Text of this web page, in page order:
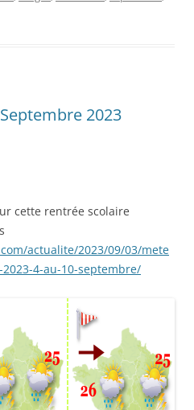
2023
cette rentrée scolaire
actualite/2023/09/03/mete
4-au-10-septembre/